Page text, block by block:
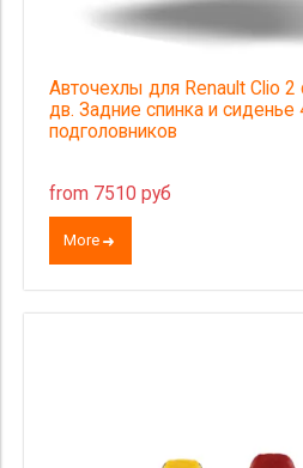
Авточехлы для Renault Clio 2
дв. Задние спинка и сиденье
подголовников
from 7510 руб
More